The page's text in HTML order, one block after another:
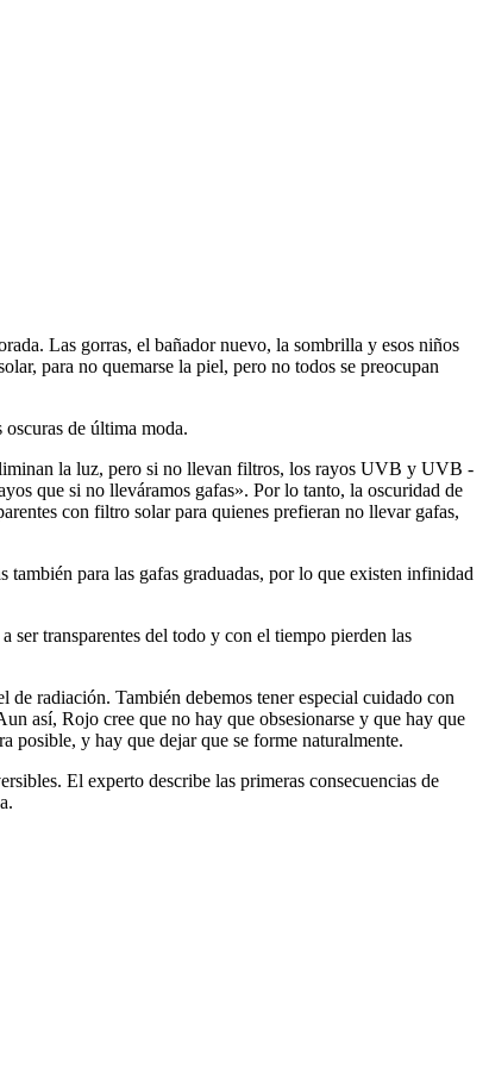
Las gorras, el bañador nuevo, la sombrilla y esos niños
para no quemarse la piel, pero no todos se preocupan
de última moda.
la luz, pero si no llevan filtros, los rayos UVB y UVB -
que si no lleváramos gafas». Por lo tanto, la oscuridad de
con filtro solar para quienes prefieran no llevar gafas,
para las gafas graduadas, por lo que existen infinidad
ser transparentes del todo y con el tiempo pierden las
radiación. También debemos tener especial cuidado con
así, Rojo cree que no hay que obsesionarse y que hay que
posible, y hay que dejar que se forme naturalmente.
El experto describe las primeras consecuencias de